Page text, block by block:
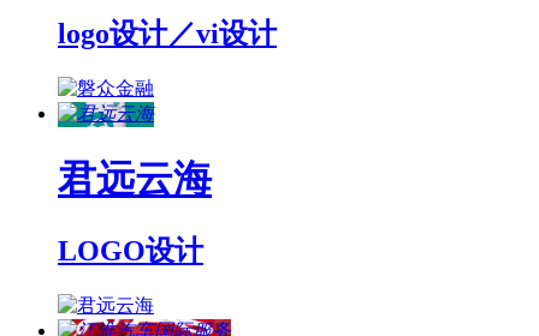
logo设计／vi设计
君远云海
LOGO设计